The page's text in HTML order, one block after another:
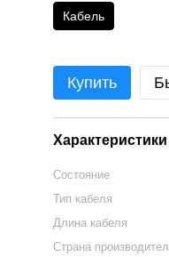
Кабель
Купить
Характеристики
Состояние
Тип кабеля
Длина кабеля
Страна